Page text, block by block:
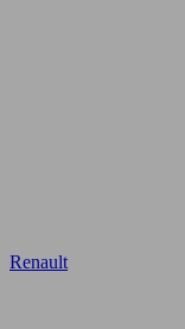
Renault